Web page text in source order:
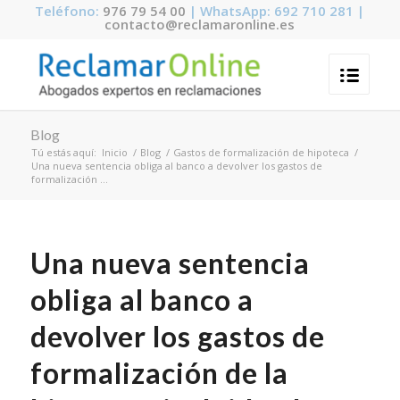
Teléfono: 976 79 54 00 | WhatsApp: 692 710 281 |
contacto@reclamaronline.es
Blog
Tú estás aquí: Inicio / Blog / Gastos de formalización de hipoteca /
Una nueva sentencia obliga al banco a devolver los gastos de
formalización ...
Una nueva sentencia
obliga al banco a
devolver los gastos de
formalización de la